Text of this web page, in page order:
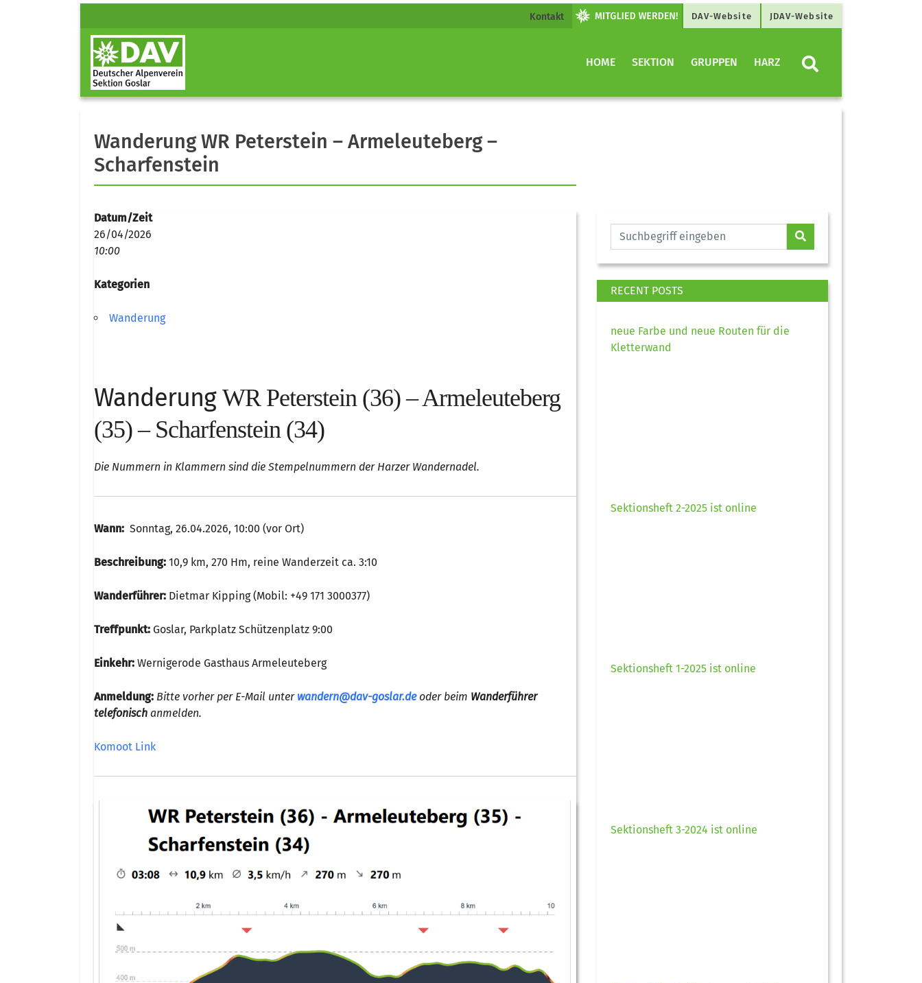
Kontakt DAV-Website JDAV-Website
HOME SEKTION GRUPPEN HARZ
Wanderung WR Peterstein – Armeleuteberg –
Scharfenstein
Datum/Zeit
26/04/2026
10:00
Kategorien
Wanderung
Wanderung WR Peterstein (36) – Armeleuteberg
(35) – Scharfenstein (34)
Die Nummern in Klammern sind die Stempelnummern der Harzer Wandernadel.
Wann: Sonntag, 26.04.2026, 10:00 (vor Ort)
Beschreibung: 10,9 km, 270 Hm, reine Wanderzeit ca. 3:10
Wanderführer: Dietmar Kipping (Mobil: +49 171 3000377)
Treffpunkt: Goslar, Parkplatz Schützenplatz 9:00
Einkehr: Wernigerode Gasthaus Armeleuteberg
Anmeldung: Bitte vorher per E-Mail unter wandern@dav-goslar.deoder beim Wanderführer
telefonisch anmelden.
Komoot Link
RECENT POSTS
neue Farbe und neue Routen für die
Kletterwand
Sektionsheft 2-2025 ist online
Sektionsheft 1-2025 ist online
Sektionsheft 3-2024 ist online